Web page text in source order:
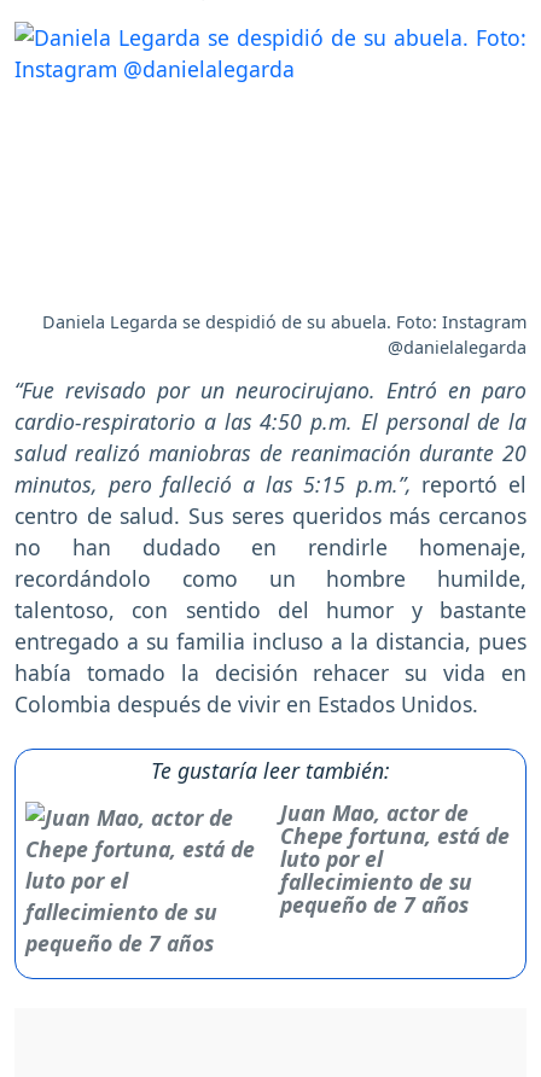
Daniela Legarda se despidió de su abuela. Foto: Instagram
@danielalegarda
“Fue revisado por un neurocirujano. Entró en paro
cardio-respiratorio a las 4:50 p.m. El personal de la
salud realizó maniobras de reanimación durante 20
minutos, pero falleció a las 5:15 p.m.”, reportó el
centro de salud. Sus seres queridos más cercanos
no han dudado en rendirle homenaje,
recordándolo como un hombre humilde,
talentoso, con sentido del humor y bastante
entregado a su familia incluso a la distancia, pues
había tomado la decisión rehacer su vida en
Colombia después de vivir en Estados Unidos.
Te gustaría leer también:
Juan Mao, actor de
Chepe fortuna, está de
luto por el
fallecimiento de su
pequeño de 7 años